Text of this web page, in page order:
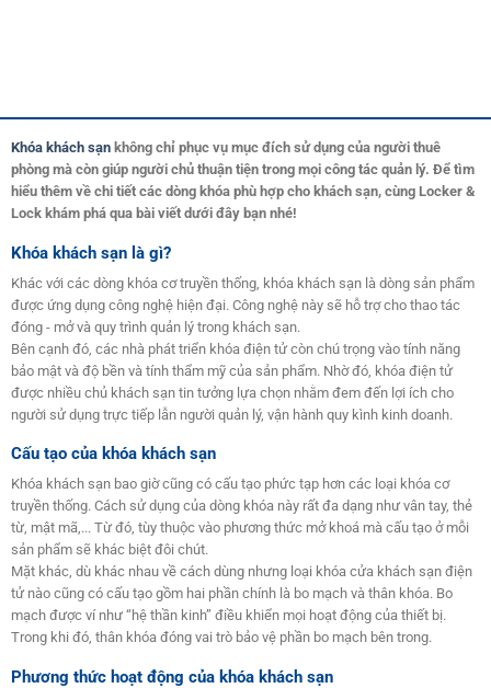
Khóa khách sạnkhông chỉ phục vụ mục đích sử dụng của người thuê
phòng mà còn giúp người chủ thuận tiện trong mọi công tác quản lý. Để tìm
hiểu thêm về chi tiết các dòng khóa phù hợp cho khách sạn, cùng Locker &
Lock khám phá qua bài viết dưới đây bạn nhé!
Khóa khách sạn là gì?
Khác với các dòng khóa cơ truyền thống, khóa khách sạn là dòng sản phẩm
được ứng dụng công nghệ hiện đại. Công nghệ này sẽ hỗ trợ cho thao tác
đóng - mở và quy trình quản lý trong khách sạn.
Bên cạnh đó, các nhà phát triển khóa điện tử còn chú trọng vào tính năng
bảo mật và độ bền và tính thẩm mỹ của sản phẩm. Nhờ đó, khóa điện tử
được nhiều chủ khách sạn tin tưởng lựa chọn nhằm đem đến lợi ích cho
người sử dụng trực tiếp lẫn người quản lý, vận hành quy kình kinh doanh.
Cấu tạo của khóa khách sạn
Khóa khách sạn bao giờ cũng có cấu tạo phức tạp hơn các loại khóa cơ
truyền thống. Cách sử dụng của dòng khóa này rất đa dạng như vân tay, thẻ
từ, mật mã,... Từ đó, tùy thuộc vào phương thức mở khoá mà cấu tạo ở mỗi
sản phẩm sẽ khác biệt đôi chút.
Mặt khác, dù khác nhau về cách dùng nhưng loại khóa cửa khách sạn điện
tử nào cũng có cấu tạo gồm hai phần chính là bo mạch và thân khóa. Bo
mạch được ví như “hệ thần kinh” điều khiển mọi hoạt động của thiết bị.
Trong khi đó, thân khóa đóng vai trò bảo vệ phần bo mạch bên trong.
Phương thức hoạt động của khóa khách sạn